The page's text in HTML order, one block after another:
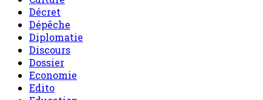
Décret
Dépêche
Diplomatie
Discours
Dossier
Economie
Edito